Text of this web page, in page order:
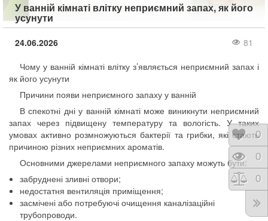
У ванній кімнаті влітку неприємний запах, як його
усунути
24.06.2026
81
Чому у ванній кімнаті влітку з’являється неприємний запах і
як його усунути
Причини появи неприємного запаху у ванній
В спекотні дні у ванній кімнаті може виникнути неприємний
запах через підвищену температуру та вологість. У таких
умовах активно розмножуються бактерії та грибки, які стають
причиною різних неприємних ароматів.
Основними джерелами неприємного запаху можуть бути:
забруднені зливні отвори;
недостатня вентиляція приміщення;
засмічені або потребуючі очищення каналізаційні
трубопроводи.
0
0
0